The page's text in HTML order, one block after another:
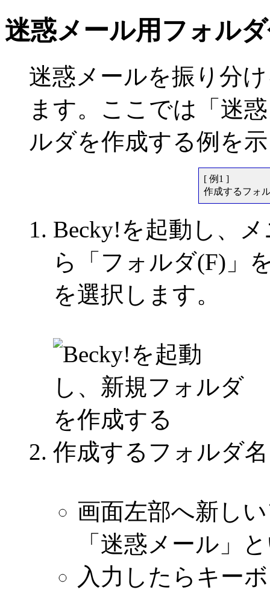
迷惑メール用フォル
迷惑メールを振り分
ます。ここでは「迷
ルダを作成する例を
[ 例1 ]
作成するフォ
Becky!を起動し、
ら「フォルダ(F)」
を選択します。
作成するフォルダ
画面左部へ新し
「迷惑メール」
入力したらキー